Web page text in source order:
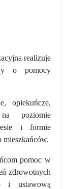
realizuje
o pomocy
opiekuńcze,
poziomie
i formie
pomoc w
zdrowotnych
i ustawową